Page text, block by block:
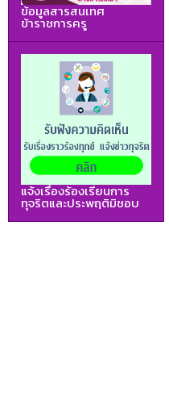
ข้อมูลสารสนเทศ
ข้าราชการครู
แจ้งเรื่องร้องเรียนการ
ทุจริตและประพฤติมิชอบ